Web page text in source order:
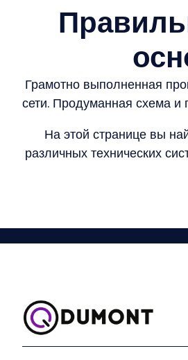
Грамотно выполненная
сети. Продуманная схема и
На этой странице вы
различных технических